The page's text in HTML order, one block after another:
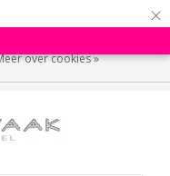
×
Is dat akkoord?
over cookies »